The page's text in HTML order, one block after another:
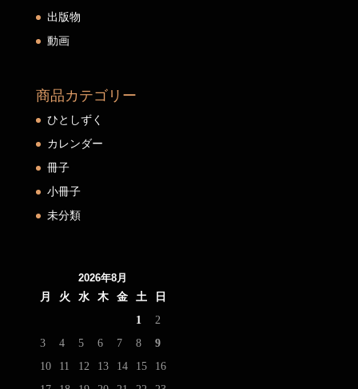
出版物
動画
商品カテゴリー
ひとしずく
カレンダー
冊子
小冊子
未分類
2026年8月
月
火 水 木 金 土
日
1
2
3
4 5 6 7 8
9
10
11 12 13 14 15
16